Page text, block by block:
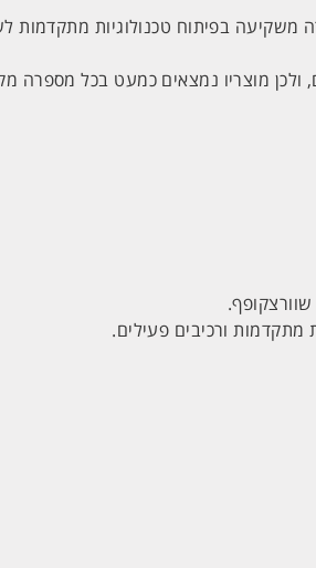
בפיתוח טכנולוגיות
מוצריו נמצאים כמעט בכל מספרה
ורכיבים פעילים.